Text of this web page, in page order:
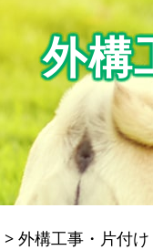
外構
> 外構工事・片付け